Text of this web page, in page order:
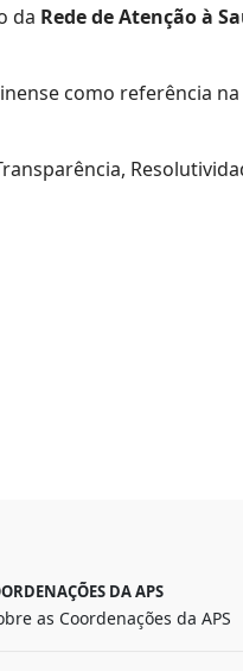
da Rede de Atenção à
como referência
DA APS
as Coordenações da APS